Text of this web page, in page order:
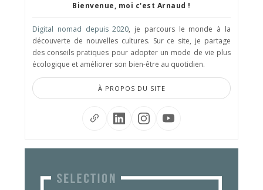
Bienvenue, moi c'est Arnaud !
Digital nomad depuis 2020, je parcours le monde à la
découverte de nouvelles cultures. Sur ce site, je partage
des conseils pratiques pour adopter un mode de vie plus
écologique et améliorer son bien-être au quotidien.
À PROPOS DU SITE